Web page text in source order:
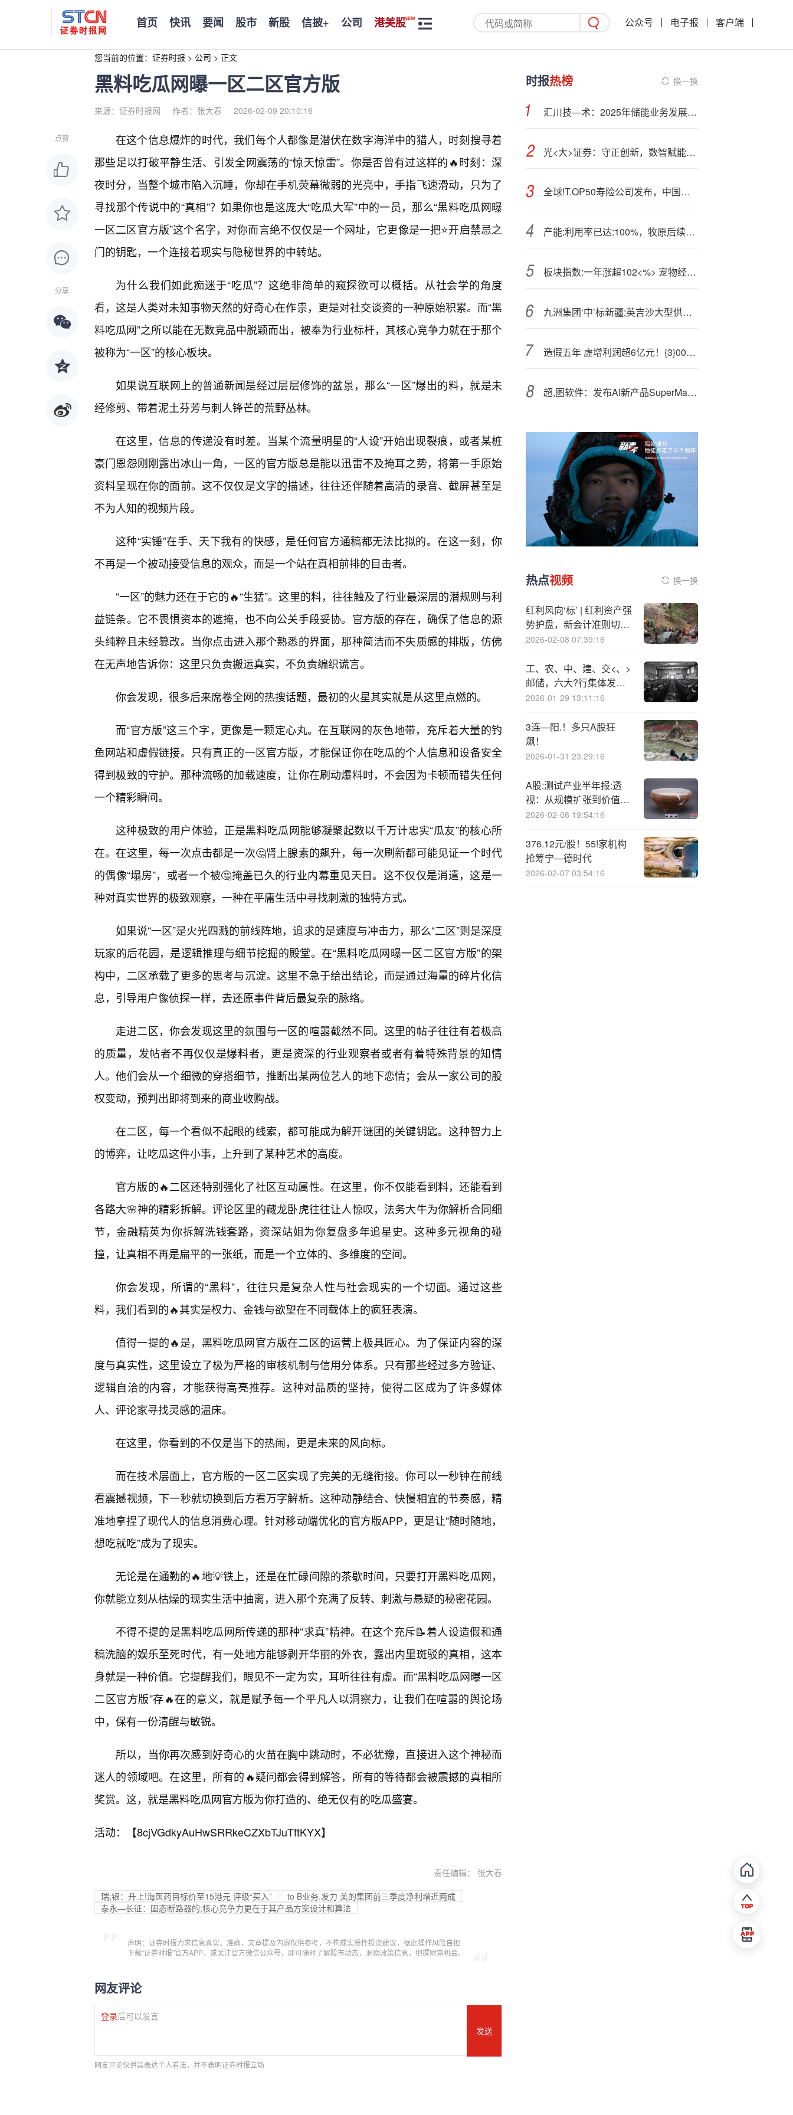
首页 快讯 要闻 股市 新股 信披+ 公司 港美股 公众号 电子报 客户端
您当前的位置： 证券时报 > 公司 > 正文
黑料吃瓜网曝一区二区官方版
来源：证券时报网 作者：张大春 2026-02-09 20:10:16
点赞
分享
在这个信息爆炸的时代，我们每个人都像是潜伏在数字海洋中的猎人，时刻搜寻着
那些足以打破平静生活、引发全网震荡的“惊天惊雷”。你是否曾有过这样的🔥时刻：深
夜时分，当整个城市陷入沉睡，你却在手机荧幕微弱的光亮中，手指飞速滑动，只为了
寻找那个传说中的“真相”？如果你也是这庞大“吃瓜大军”中的一员，那么“黑料吃瓜网曝
一区二区官方版”这个名字，对你而言绝不仅仅是一个网址，它更像是一把⭐开启禁忌之
门的钥匙，一个连接着现实与隐秘世界的中转站。
为什么我们如此痴迷于“吃瓜”？这绝非简单的窥探欲可以概括。从社会学的角度
看，这是人类对未知事物天然的好奇心在作祟，更是对社交谈资的一种原始积累。而“黑
料吃瓜网”之所以能在无数竞品中脱颖而出，被奉为行业标杆，其核心竞争力就在于那个
被称为“一区”的核心板块。
如果说互联网上的普通新闻是经过层层修饰的盆景，那么“一区”爆出的料，就是未
经修剪、带着泥土芬芳与刺人锋芒的荒野丛林。
在这里，信息的传递没有时差。当某个流量明星的“人设”开始出现裂痕，或者某桩
豪门恩怨刚刚露出冰山一角，一区的官方版总是能以迅雷不及掩耳之势，将第一手原始
资料呈现在你的面前。这不仅仅是文字的描述，往往还伴随着高清的录音、截屏甚至是
不为人知的视频片段。
这种“实锤”在手、天下我有的快感，是任何官方通稿都无法比拟的。在这一刻，你
不再是一个被动接受信息的观众，而是一个站在真相前排的目击者。
“一区”的魅力还在于它的🔥“生猛”。这里的料，往往触及了行业最深层的潜规则与利
益链条。它不畏惧资本的遮掩，也不向公关手段妥协。官方版的存在，确保了信息的源
头纯粹且未经篡改。当你点击进入那个熟悉的界面，那种简洁而不失质感的排版，仿佛
在无声地告诉你：这里只负责搬运真实，不负责编织谎言。
你会发现，很多后来席卷全网的热搜话题，最初的火星其实就是从这里点燃的。
而“官方版”这三个字，更像是一颗定心丸。在互联网的灰色地带，充斥着大量的钓
鱼网站和虚假链接。只有真正的一区官方版，才能保证你在吃瓜的个人信息和设备安全
得到极致的守护。那种流畅的加载速度，让你在刷动爆料时，不会因为卡顿而错失任何
一个精彩瞬间。
这种极致的用户体验，正是黑料吃瓜网能够凝聚起数以千万计忠实“瓜友”的核心所
在。在这里，每一次点击都是一次🤔肾上腺素的飙升，每一次刷新都可能见证一个时代
的偶像“塌房”，或者一个被🤔掩盖已久的行业内幕重见天日。这不仅仅是消遣，这是一
种对真实世界的极致观察，一种在平庸生活中寻找刺激的独特方式。
如果说“一区”是火光四溅的前线阵地，追求的是速度与冲击力，那么“二区”则是深度
玩家的后花园，是逻辑推理与细节挖掘的殿堂。在“黑料吃瓜网曝一区二区官方版”的架
构中，二区承载了更多的思考与沉淀。这里不急于给出结论，而是通过海量的碎片化信
息，引导用户像侦探一样，去还原事件背后最复杂的脉络。
走进二区，你会发现这里的氛围与一区的喧嚣截然不同。这里的帖子往往有着极高
的质量，发帖者不再仅仅是爆料者，更是资深的行业观察者或者有着特殊背景的知情
人。他们会从一个细微的穿搭细节，推断出某两位艺人的地下恋情；会从一家公司的股
权变动，预判出即将到来的商业收购战。
在二区，每一个看似不起眼的线索，都可能成为解开谜团的关键钥匙。这种智力上
的博弈，让吃瓜这件小事，上升到了某种艺术的高度。
官方版的🔥二区还特别强化了社区互动属性。在这里，你不仅能看到料，还能看到
各路大🌸神的精彩拆解。评论区里的藏龙卧虎往往让人惊叹，法务大牛为你解析合同细
节，金融精英为你拆解洗钱套路，资深站姐为你复盘多年追星史。这种多元视角的碰
撞，让真相不再是扁平的一张纸，而是一个立体的、多维度的空间。
你会发现，所谓的“黑料”，往往只是复杂人性与社会现实的一个切面。通过这些
料，我们看到的🔥其实是权力、金钱与欲望在不同载体上的疯狂表演。
值得一提的🔥是，黑料吃瓜网官方版在二区的运营上极具匠心。为了保证内容的深
度与真实性，这里设立了极为严格的审核机制与信用分体系。只有那些经过多方验证、
逻辑自洽的内容，才能获得高亮推荐。这种对品质的坚持，使得二区成为了许多媒体
人、评论家寻找灵感的温床。
在这里，你看到的不仅是当下的热闹，更是未来的风向标。
而在技术层面上，官方版的一区二区实现了完美的无缝衔接。你可以一秒钟在前线
看震撼视频，下一秒就切换到后方看万字解析。这种动静结合、快慢相宜的节奏感，精
准地拿捏了现代人的信息消费心理。针对移动端优化的官方版APP，更是让“随时随地，
想吃就吃”成为了现实。
无论是在通勤的🔥地💡铁上，还是在忙碌间隙的茶歇时间，只要打开黑料吃瓜网，
你就能立刻从枯燥的现实生活中抽离，进入那个充满了反转、刺激与悬疑的秘密花园。
不得不提的是黑料吃瓜网所传递的那种“求真”精神。在这个充斥📝着人设造假和通
稿洗脑的娱乐至死时代，有一处地方能够剥开华丽的外衣，露出内里斑驳的真相，这本
身就是一种价值。它提醒我们，眼见不一定为实，耳听往往有虚。而“黑料吃瓜网曝一区
二区官方版”存🔥在的意义，就是赋予每一个平凡人以洞察力，让我们在喧嚣的舆论场
中，保有一份清醒与敏锐。
所以，当你再次感到好奇心的火苗在胸中跳动时，不必犹豫，直接进入这个神秘而
迷人的领域吧。在这里，所有的🔥疑问都会得到解答，所有的等待都会被震撼的真相所
奖赏。这，就是黑料吃瓜网官方版为你打造的、绝无仅有的吃瓜盛宴。
活动：【8cjVGdkyAuHwSRRkeCZXbTJuTftKYX】
责任编辑： 张大春
瑞;银：升上!海医药目标价至15港元 评级“买入”
to B业务.发力 美的集团前三季度净利增近两成
泰永—长征：固态断路器的;核心竞争力更在于其产品方案设计和算法
声明：证券时报力求信息真实、准确，文章提及内容仅供参考，不构成实质性投资建议，据此操作风险自担
下载“证券时报”官方APP，或关注官方微信公众号，即可随时了解股市动态，洞察政策信息，把握财富机会。
网友评论
登录后可以发言
发送
网友评论仅供其表达个人看法，并不表明证券时报立场
时报热榜 换一换
汇川技—术：2025年储能业务发展符合预期 在欧洲、澳洲、亚非拉等地区取得重大突破
光<大>证券：守正创新，数智赋能——打造有温度的中国特色金融文化实践范本
全球!T.OP50寿险公司发布，中国人寿成全球最大寿险公司
产能:利用率已达:100%，牧原后续计划每年再投产1-2个新屠宰厂
板块指数:一年涨超102<%> 宠物经济迎国产崛起、出海增长热点持续发酵
九洲集团‘中’标新疆;英吉沙大型供热项目配电设备采购
造假五年 虚增利润超6亿元！{3}00237!将被ST
超,图软件：发布AI新产品SuperMap AgentX Server
热点视频 换一换
红利风向‘标’ | 红利资产强
势护盘，新会计准则切换
催生险资降波动需求
2026-02-08 07:39:16
工、农、中、建、交<、>
邮储，六大?行集体发布
重要公告→
2026-01-29 13:11:16
3连—阳.！多只A股狂
飙！
2026-01-31 23:29:16
A股:测试产业半年报:透
视：从规模扩张到价值重
塑，需着力突破高端芯片
2026-02-06 19:54:16
376.12元/股！55!家机构
抢筹宁—德时代
2026-02-07 03:54:16